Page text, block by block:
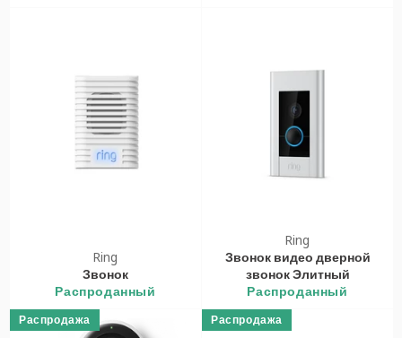
Ring
Звонок
Распроданный
Ring
Звонок видео дверной
звонок Элитный
Распроданный
Распродажа Распродажа